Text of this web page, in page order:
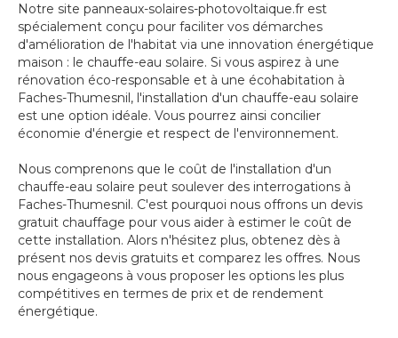
Notre site panneaux-solaires-photovoltaique.fr est
spécialement conçu pour faciliter vos démarches
d'amélioration de l'habitat via une innovation énergétique
maison : le chauffe-eau solaire. Si vous aspirez à une
rénovation éco-responsable et à une écohabitation à
Faches-Thumesnil, l'installation d'un chauffe-eau solaire
est une option idéale. Vous pourrez ainsi concilier
économie d'énergie et respect de l'environnement.
Nous comprenons que le coût de l'installation d'un
chauffe-eau solaire peut soulever des interrogations à
Faches-Thumesnil. C'est pourquoi nous offrons un devis
gratuit chauffage pour vous aider à estimer le coût de
cette installation. Alors n'hésitez plus, obtenez dès à
présent nos devis gratuits et comparez les offres. Nous
nous engageons à vous proposer les options les plus
compétitives en termes de prix et de rendement
énergétique.